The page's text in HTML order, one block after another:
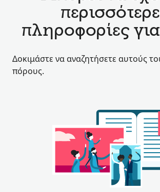
πληροφορίες
Δοκιμάστε να αναζητήσετε αυτούς
πόρους.